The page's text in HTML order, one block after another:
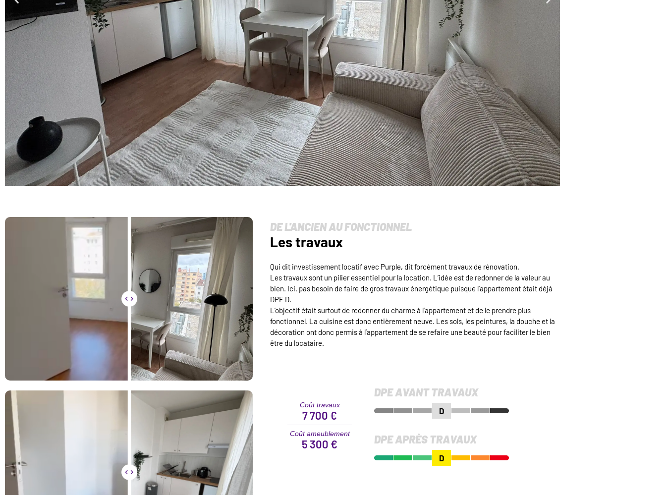
DE L'ANCIEN AU FONCTIONNEL
Les travaux
Qui dit investissement locatif avec Purple, dit forcément travaux de rénovation.
Les travaux sont un pilier essentiel pour la location. L’idée est de redonner de la valeur au
bien. Ici, pas besoin de faire de gros travaux énergétique puisque l’appartement était déjà
DPE D.
L’objectif était surtout de redonner du charme à l’appartement et de le prendre plus
fonctionnel. La cuisine est donc entièrement neuve. Les sols, les peintures, la douche et la
décoration ont donc permis à l’appartement de se refaire une beauté pour faciliter le bien
être du locataire.
Coût travaux
7 700 €
Coût ameublement
5 300 €
DPE AVANT TRAVAUX
D
DPE APRÈS TRAVAUX
D